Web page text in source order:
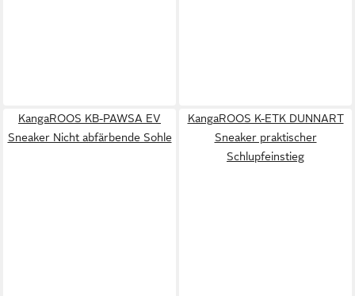
KangaROOS KB-PAWSA EV
Sneaker Nicht abfärbende Sohle
KangaROOS K-ETK DUNNART
Sneaker praktischer
Schlupfeinstieg